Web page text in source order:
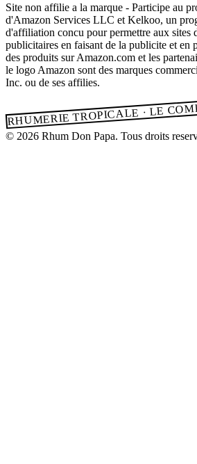
Site non affilie a la marque - Participe au
d'Amazon Services LLC et Kelkoo, un
d'affiliation concu pour permettre aux sites
publicitaires en faisant de la publicite et en
des produits sur Amazon.com et les
le logo Amazon sont des marques
Inc. ou de ses affilies.
RHUMERIE TROPICALE · LE
© 2026 Rhum Don Papa. Tous droits